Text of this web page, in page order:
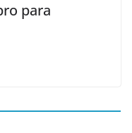
para